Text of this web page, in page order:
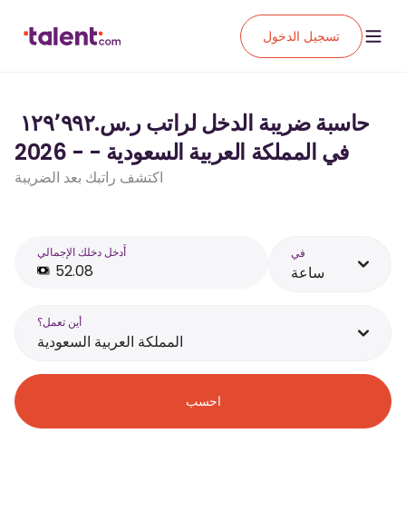
تسجيل الدخول
في المملكة العربية السعودية - - 2026
اكتشف راتبك بعد الضريبة
أَدخل دخلك الإجمالي في
ساعة
أين تعمل؟
المملكة العربية السعودية
احسب